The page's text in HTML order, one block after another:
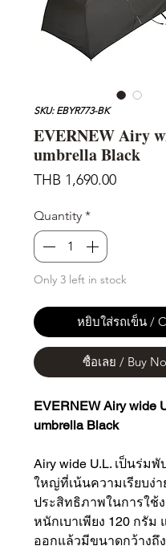
SKU: EBYR773-BK
EVERNEW Airy
umbrella Black
THB 1,690.00Price
Quantity *
Only 3 left in stock
หยิบใส่รถเข็น /
ซื้อเลย / Buy
EVERNEW Airy wide
umbrella Black
Airy wide U.L. เป็นร่ม
ใหญ่ที่เน้นความเรียบง่า
ประสิทธิภาพในการใช้
หนักเบาเพียง 120 กรัม
ออกแล้วมีขนาดกว้างถึ